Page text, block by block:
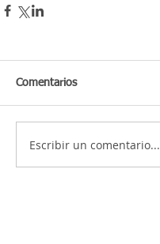
Comentarios
Escribir un comentario...